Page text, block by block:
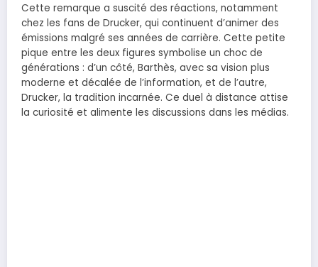
Cette remarque a suscité des réactions, notamment
chez les fans de Drucker, qui continuent d’animer des
émissions malgré ses années de carrière. Cette petite
pique entre les deux figures symbolise un choc de
générations : d’un côté, Barthès, avec sa vision plus
moderne et décalée de l’information, et de l’autre,
Drucker, la tradition incarnée. Ce duel à distance attise
la curiosité et alimente les discussions dans les médias.